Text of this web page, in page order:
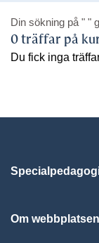
Din sökning på " "
0 träffar på
Du fick inga
Om